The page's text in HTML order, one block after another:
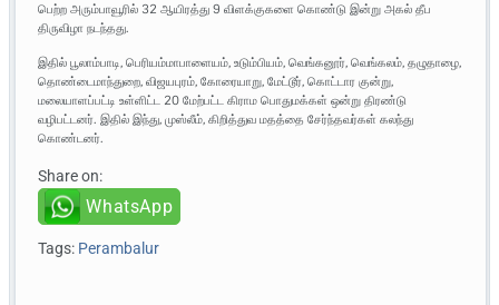
பெற்ற அரும்பாவூரில் 32 ஆயிரத்து 9 விளக்குகளை கொண்டு இன்று அகல் தீப
திருவிழா நடந்தது.
இதில் பூலாம்பாடி, பெரியம்மாபாளையம், உடும்பியம், வெங்கனூர், வெங்கலம், தழுதாழை,
தொண்டைமாந்துறை, விஜயபுரம், கோரையாறு, மேட்டூர், கொட்டார குன்று,
மலையாளப்பட்டி உள்ளிட்ட 20 மேற்பட்ட கிராம பொதுமக்கள் ஒன்று திரண்டு
வழிபட்டனர். இதில் இந்து, முஸ்லீம், கிறித்துவ மதத்தை சேர்ந்தவர்கள் கலந்து
கொண்டனர்.
Share on:
WhatsApp
Tags: Perambalur